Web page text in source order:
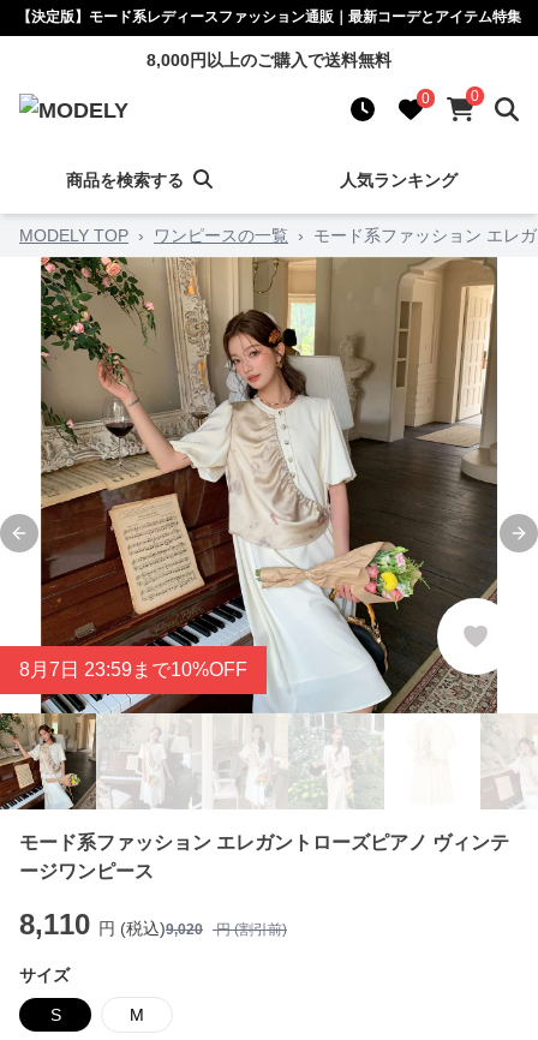
【決定版】モード系レディースファッション通販｜最新コーデとアイテム特集
8,000円以上のご購入で送料無料
0 0
商品を検索する 人気ランキング
MODELY TOP › ワンピースの一覧 › モード系ファッション エレ
Previous slide
8月 7 日 23:59まで10%OFF
モード系ファッション エレガントローズピアノ ヴィンテ
ージワンピース
8,110 円 (税込)9,020 円 (割引前)
サイズ
S M